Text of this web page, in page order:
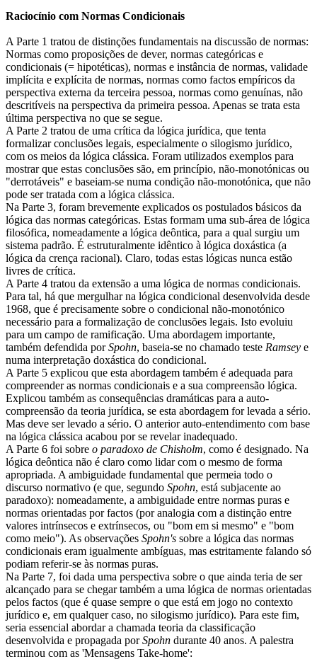
Raciocínio com Normas Condicionais
A Parte 1 tratou de distinções fundamentais na discussão de normas:
Normas como proposições de dever, normas categóricas e
condicionais (= hipotéticas), normas e instância de normas, validade
implícita e explícita de normas, normas como factos empíricos da
perspectiva externa da terceira pessoa, normas como genuínas, não
descritíveis na perspectiva da primeira pessoa. Apenas se trata esta
última perspectiva no que se segue.
A Parte 2 tratou de uma crítica da lógica jurídica, que tenta
formalizar conclusões legais, especialmente o silogismo jurídico,
com os meios da lógica clássica. Foram utilizados exemplos para
mostrar que estas conclusões são, em princípio, não-monotónicas ou
"derrotáveis" e baseiam-se numa condição não-monotónica, que não
pode ser tratada com a lógica clássica.
Na Parte 3, foram brevemente explicados os postulados básicos da
lógica das normas categóricas. Estas formam uma sub-área de lógica
filosófica, nomeadamente a lógica deôntica, para a qual surgiu um
sistema padrão. É estruturalmente idêntico à lógica doxástica (a
lógica da crença racional). Claro, todas estas lógicas nunca estão
livres de crítica.
A Parte 4 tratou da extensão a uma lógica de normas condicionais.
Para tal, há que mergulhar na lógica condicional desenvolvida desde
1968, que é precisamente sobre o condicional não-monotónico
necessário para a formalização de conclusões legais. Isto evoluiu
para um campo de ramificação. Uma abordagem importante,
também defendida porSpohn, baseia-se no chamado teste Ramsey e
numa interpretação doxástica do condicional.
A Parte 5 explicou que esta abordagem também é adequada para
compreender as normas condicionais e a sua compreensão lógica.
Explicou também as consequências dramáticas para a auto-
compreensão da teoria jurídica, se esta abordagem for levada a sério.
Mas deve ser levado a sério. O anterior auto-entendimento com base
na lógica clássica acabou por se revelar inadequado.
A Parte 6 foi sobre o paradoxo de Chisholm, como é designado. Na
lógica deôntica não é claro como lidar com o mesmo de forma
apropriada. A ambiguidade fundamental que permeia todo o
discurso normativo (e que, segundo Spohn, está subjacente ao
paradoxo): nomeadamente, a ambiguidade entre normas puras e
normas orientadas por factos (por analogia com a distinção entre
valores intrínsecos e extrínsecos, ou "bom em si mesmo" e "bom
como meio"). As observações Spohn's sobre a lógica das normas
condicionais eram igualmente ambíguas, mas estritamente falando só
podiam referir-se às normas puras.
Na Parte 7, foi dada uma perspectiva sobre o que ainda teria de ser
alcançado para se chegar também a uma lógica de normas orientadas
pelos factos (que é quase sempre o que está em jogo no contexto
jurídico e, em qualquer caso, no silogismo jurídico). Para este fim,
seria essencial abordar a chamada teoria da classificação
desenvolvida e propagada porSpohn durante 40 anos. A palestra
terminou com as 'Mensagens Take-home':